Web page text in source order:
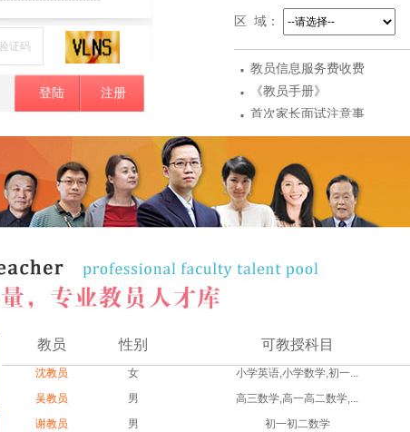
登陆 注册
区 域：
· 教员信息服务费收费
标准
· 《教员手册》
· 首次家长面试注意事
项
· 教员敏感信息保护严
密
· 教员第一次去学生家
注意事...
· 教员认证注意事项
教员 性别 可教授科目
沈教员 女 小学英语,小学数学,初一...
吴教员
男 高三数学,高一高二数学,...
谢教员
男 初一初二数学